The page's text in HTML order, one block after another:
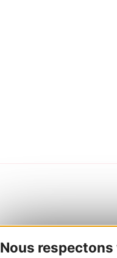
Nous